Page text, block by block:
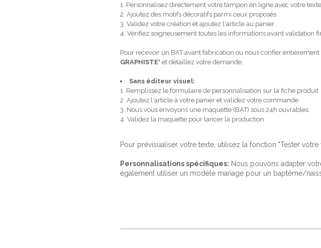
1. Personnalisez directement votre tampon en ligne avec votre texte
2. Ajoutez des motifs décoratifs parmi ceux proposés
3. Validez votre création et ajoutez l'article au panier
4. Vérifiez soigneusement toutes les informations avant validation
Pour recevoir un BAT avant fabrication ou nous confier
GRAPHISTE" et détaillez votre demande.
Sans éditeur visuel:
1. Remplissez le formulaire de personnalisation sur la fiche produit
2. Ajoutez l'article à votre panier et validez votre commande
3. Nous vous envoyons une maquette (BAT) sous 24h ouvrables
4. Validez la maquette pour lancer la production
Pour prévisualiser votre texte, utilisez la fonction "Tester
Personnalisations spécifiques: Nous pouvons adapter
également utiliser un modèle mariage pour un baptême/